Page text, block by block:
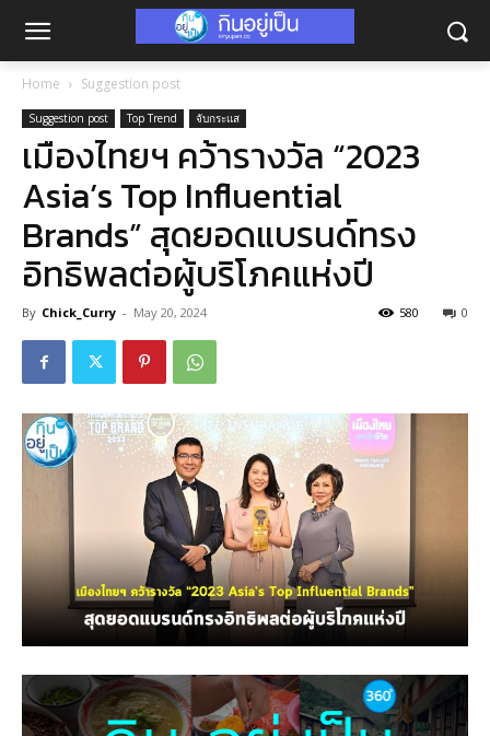
Home Suggestion post
Suggestion post Top Trend จับกระแส
เมืองไทยฯ คว้ารางวัล “2023
Asia’s Top Influential
Brands” สุดยอดแบรนด์ทรง
อิทธิพลต่อผู้บริโภคแห่งปี
By Chick_Curry - May 20, 2024 0
580